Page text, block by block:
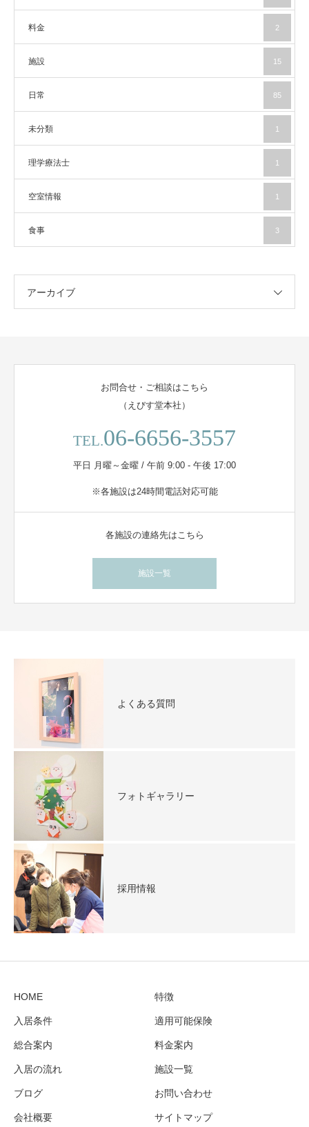
料金 2
施設 15
日常 85
未分類 1
理学療法士 1
空室情報 1
食事 3
アーカイブ
お問合せ・ご相談はこちら
（えびす堂本社）
TEL.06-6656-3557
平日 月曜～金曜 / 午前 9:00 - 午後 17:00
※各施設は24時間電話対応可能
各施設の連絡先はこちら
施設一覧
よくある質問
フォトギャラリー
採用情報
HOME 特徴
入居条件 適用可能保険
総合案内 料金案内
入居の流れ 施設一覧
ブログ お問い合わせ
会社概要 サイトマップ